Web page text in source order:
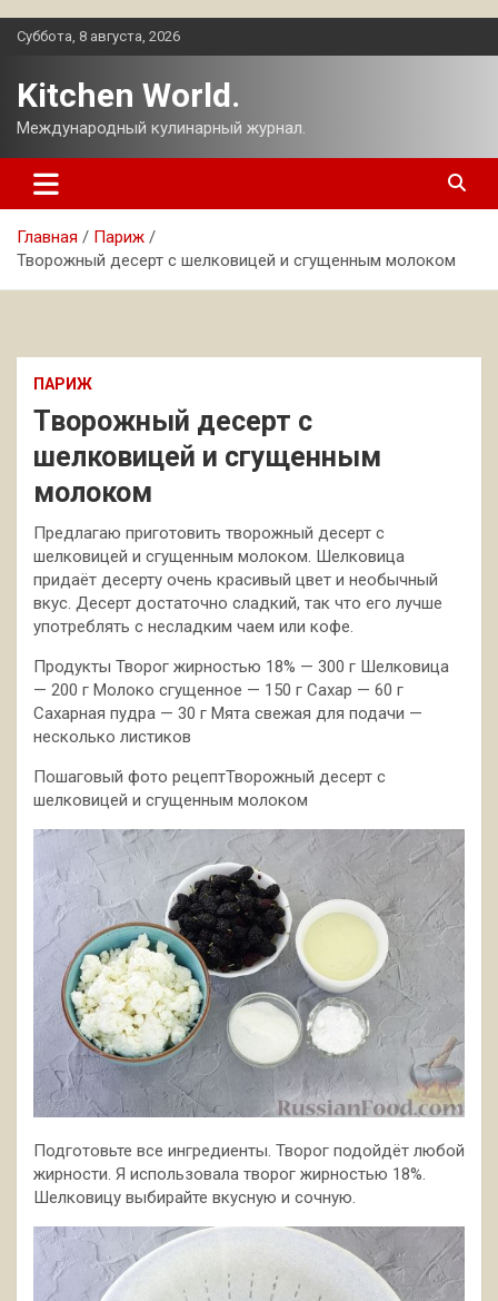
Перейти
Суббота, 8 августа, 2026
Kitchen World.
Международный кулинарный журнал.
Главная
Париж
Творожный десерт с шелковицей и сгущенным молоком
ПАРИЖ
Творожный десерт с
шелковицей и сгущенным
молоком
Предлагаю приготовить творожный десерт с
шелковицей и сгущенным молоком. Шелковица
придаёт десерту очень красивый цвет и необычный
вкус. Десерт достаточно сладкий, так что его лучше
употреблять с несладким чаем или кофе.
Продукты Творог жирностью 18% — 300 г Шелковица
— 200 г Молоко сгущенное — 150 г Сахар — 60 г
Сахарная пудра — 30 г Мята свежая для подачи —
несколько листиков
Пошаговый фото рецептТворожный десерт с
шелковицей и сгущенным молоком
Подготовьте все ингредиенты. Творог подойдёт любой
жирности. Я использовала творог жирностью 18%.
Шелковицу выбирайте вкусную и сочную.